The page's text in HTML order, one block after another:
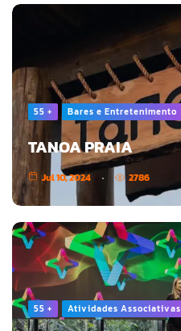
55 + Bares e Entretenimento
TANOA PRAIA
Jul 10, 2024 2786
55 + Atividades Associativas